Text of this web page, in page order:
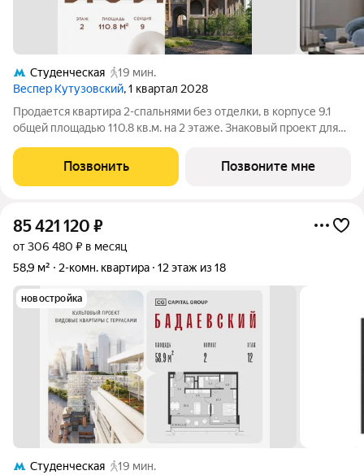
Студенческая
19 мин.
Веспер Кутузовский, 1 квартал 2028
Продается квартира 2-спальнями без отделки, в корпусе 9.1
общей площадью 110.8 кв.м. на 2 этаже. Знаковый проект для
площадью 3,7 га расположен на Кутузовском проспекте и
воплощает новую
Позвонить Позвоните мне
85 421 120 ₽
от 306 480 ₽ в месяц
58,9 м²
2-комн. квартира 12 этаж из 18
новостройка
Студенческая
19 мин.